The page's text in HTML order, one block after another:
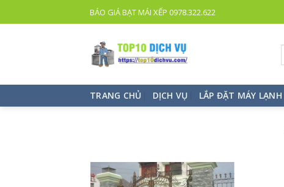
10
TÍN
BÁO GIÁ BẠT MÁI XẾP 0978.322.622
TRANG CHỦ DỊCH VỤ LẮP ĐẶT MÁY LẠNH